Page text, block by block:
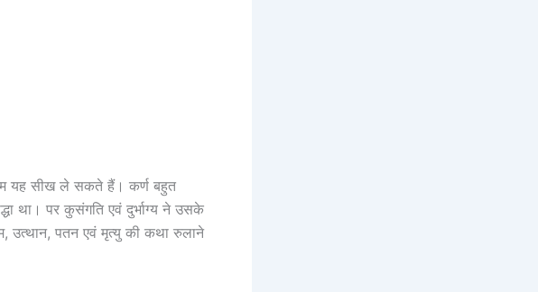
हम यह सीख ले सकते हैं। कर्ण बहुत
था। पर कुसंगति एवं दुर्भाग्य ने उसके
उत्थान, पतन एवं मृत्यु की कथा रुलाने